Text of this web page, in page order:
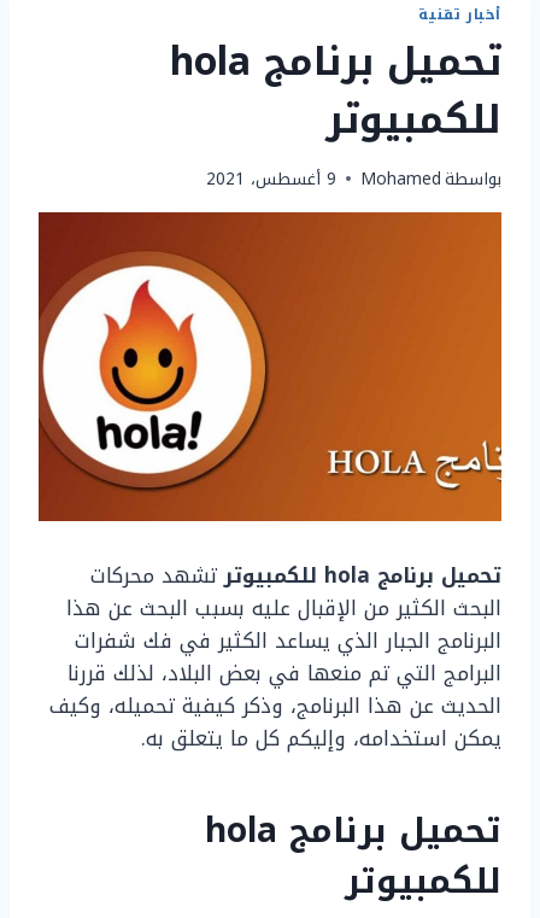
أخبار تقنية
تحميل برنامج hola
للكمبيوتر
بواسطةMohamed 9 أغسطس، 2021
تحميل برنامج hola للكمبيوتر
تشهد محركات
البحث الكثير من الإقبال عليه بسبب البحث عن هذا
البرنامج الجبار الذي يساعد الكثير في فك شفرات
البرامج التي تم منعها في بعض البلاد، لذلك قررنا
الحديث عن هذا البرنامج، وذكر كيفية تحميله، وكيف
يمكن استخدامه، وإليكم كل ما يتعلق به.
تحميل برنامج hola
للكمبيوتر